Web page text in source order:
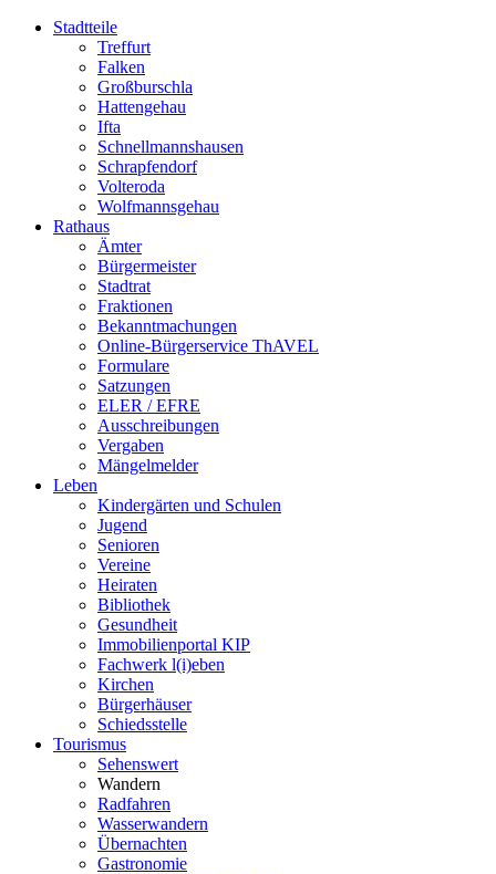
Stadtteile
Treffurt
Falken
Großburschla
Hattengehau
Ifta
Schnellmannshausen
Schrapfendorf
Volteroda
Wolfmannsgehau
Rathaus
Ämter
Bürgermeister
Stadtrat
Fraktionen
Bekanntmachungen
Online-Bürgerservice ThAVEL
Formulare
Satzungen
ELER / EFRE
Ausschreibungen
Vergaben
Mängelmelder
Leben
Kindergärten und Schulen
Jugend
Senioren
Vereine
Heiraten
Bibliothek
Gesundheit
Immobilienportal KIP
Fachwerk l(i)eben
Kirchen
Bürgerhäuser
Schiedsstelle
Tourismus
Sehenswert
Wandern
Radfahren
Wasserwandern
Übernachten
Gastronomie